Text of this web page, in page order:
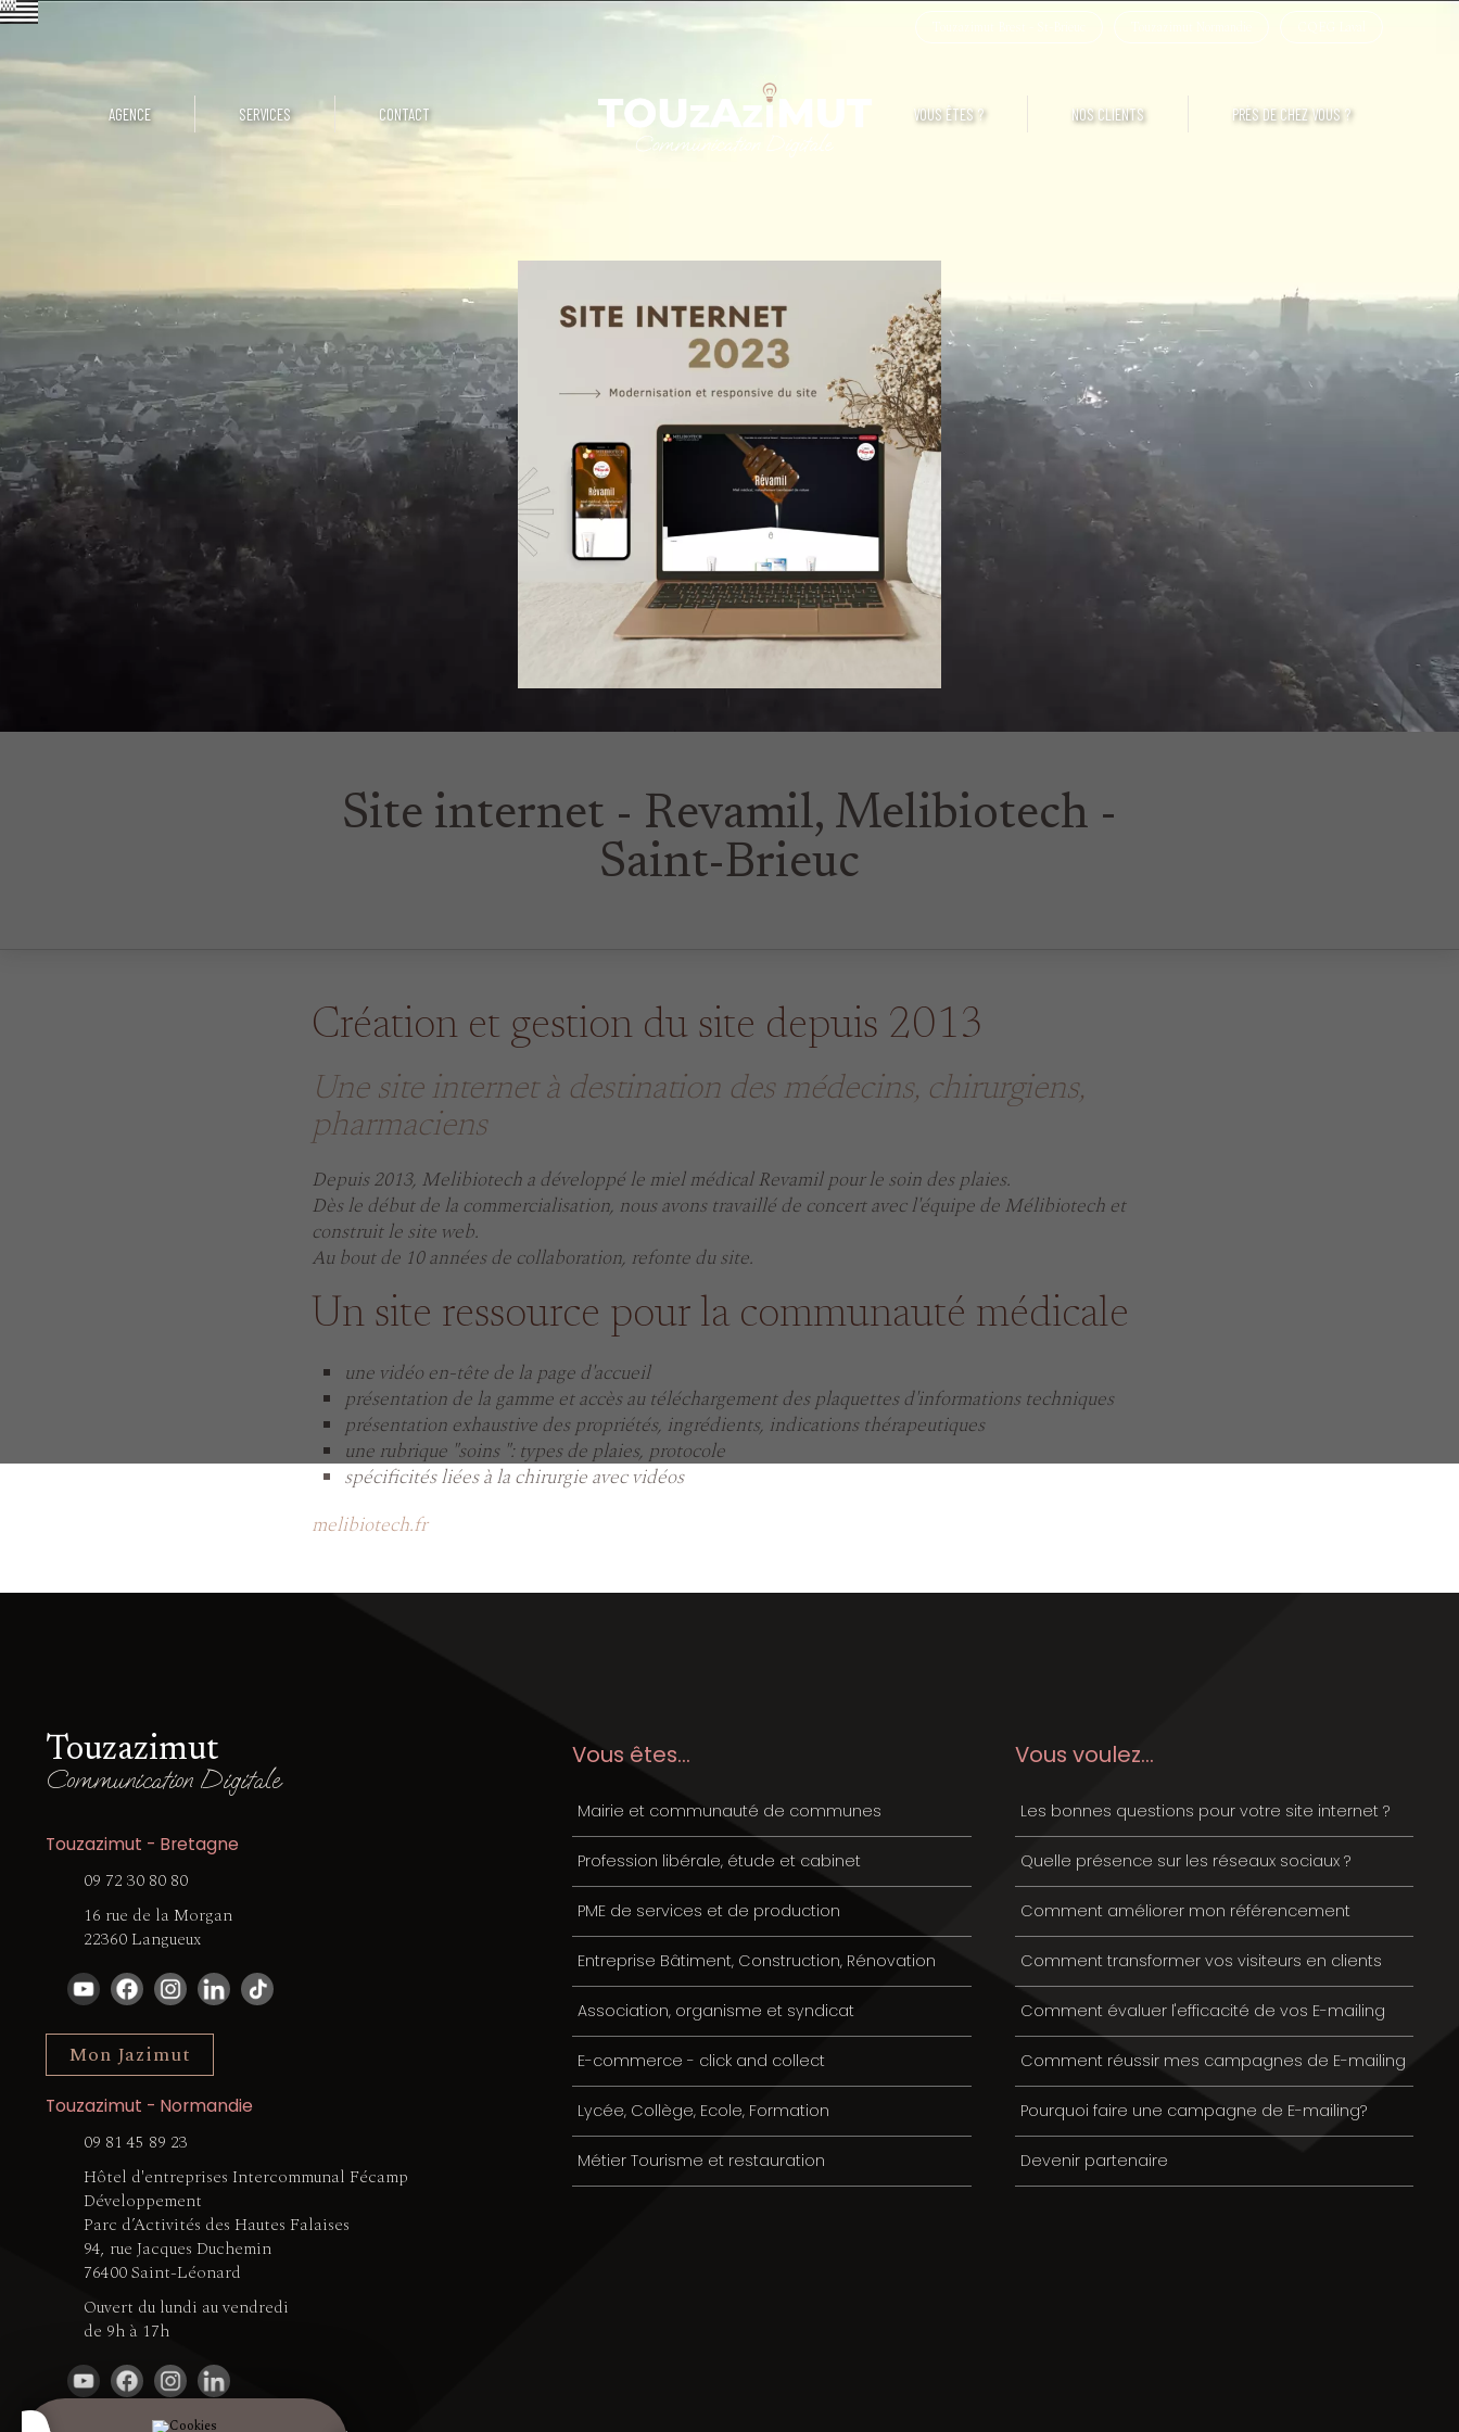
AGENCE SERVICES CONTACT VOUS ÊTES ? NOS CLIENTS PRÈS DE CHEZ VOUS ?
Site internet - Revamil, Melibiotech -
Saint-Brieuc
Création et gestion du site depuis 2013
Une site internet à destination des médecins, chirurgiens,
pharmaciens
Depuis 2013, Melibiotech a développé le miel médical Revamil pour le soin des plaies.
Dès le début de la commercialisation, nous avons travaillé de concert avec l'équipe de Mélibiotech et
construit le site web.
Au bout de 10 années de collaboration, refonte du site.
Un site ressource pour la communauté médicale
une vidéo en-tête de la page d'accueil
présentation de la gamme et accès au téléchargement des plaquettes d'informations techniques
présentation exhaustive des propriétés, ingrédients, indications thérapeutiques
une rubrique "soins ": types de plaies, protocole
spécificités liées à la chirurgie avec vidéos
melibiotech.fr
Touzazimut
Communication Digitale
Touzazimut - Bretagne
09 72 30 80 80
16 rue de la Morgan
22360 Langueux
Mon Jazimut
Touzazimut - Normandie
09 81 45 89 23
Hôtel d'entreprises Intercommunal Fécamp
Développement
Parc d’Activités des Hautes Falaises
94, rue Jacques Duchemin
76400 Saint-Léonard
Ouvert du lundi au vendredi
de 9h à 17h
Vous êtes...
Mairie et communauté de communes
Profession libérale, étude et cabinet
PME de services et de production
Entreprise Bâtiment, Construction, Rénovation
Association, organisme et syndicat
E-commerce - click and collect
Lycée, Collège, Ecole, Formation
Métier Tourisme et restauration
Vous voulez...
Les bonnes questions pour votre site internet ?
Quelle présence sur les réseaux sociaux ?
Comment améliorer mon référencement
Comment transformer vos visiteurs en clients
Comment évaluer l'efficacité de vos E-mailing
Comment réussir mes campagnes de E-mailing
Pourquoi faire une campagne de E-mailing?
Devenir partenaire